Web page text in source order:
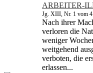
ARBEITER-
Jg. XIII, Nr. 1 vom
Nach ihrer
verloren die
weniger
weitgehend
verboten, die
erlassen...